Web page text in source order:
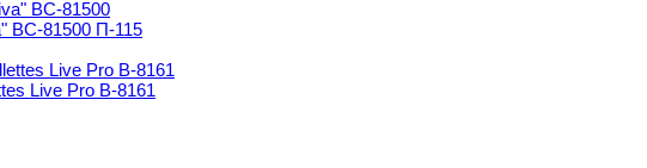
BC-81500 Π-115
Live Pro Β-8161